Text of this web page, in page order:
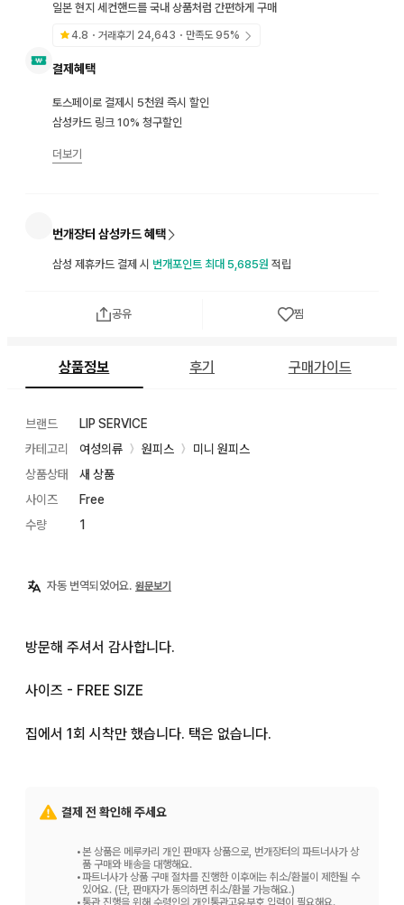
일본 현지 세컨핸드를 국내 상품처럼 간편하게 구매
4.8 ・거래후기 24,643 ・만족도95%
결제혜택
토스페이로 결제시 5천원 즉시 할인
삼성카드 링크 10% 청구할인
더보기
번개장터 삼성카드 혜택
삼성 제휴카드 결제 시 번개포인트 최대 5,685원 적립
공유 찜
상품정보 후기 구매가이드
브랜드
LIP SERVICE
카테고리
여성의류 〉 원피스 〉
미니 원피스
상품상태
새 상품
사이즈
Free
수량
1
자동 번역되었어요. 원문보기
방문해 주셔서 감사합니다.
사이즈 - FREE SIZE
집에서 1회 시착만 했습니다. 택은 없습니다.
결제 전 확인해 주세요
•본 상품은 메루카리 개인 판매자 상품으로, 번개장터의 파트너사가 상
품 구매와 배송을 대행해요.
•파트너사가 상품 구매 절차를 진행한 이후에는 취소/환불이 제한될 수
있어요. (단, 판매자가 동의하면 취소/환불 가능해요.)
•통관 진행을 위해 수령인의 개인통관고유부호 입력이 필요해요.